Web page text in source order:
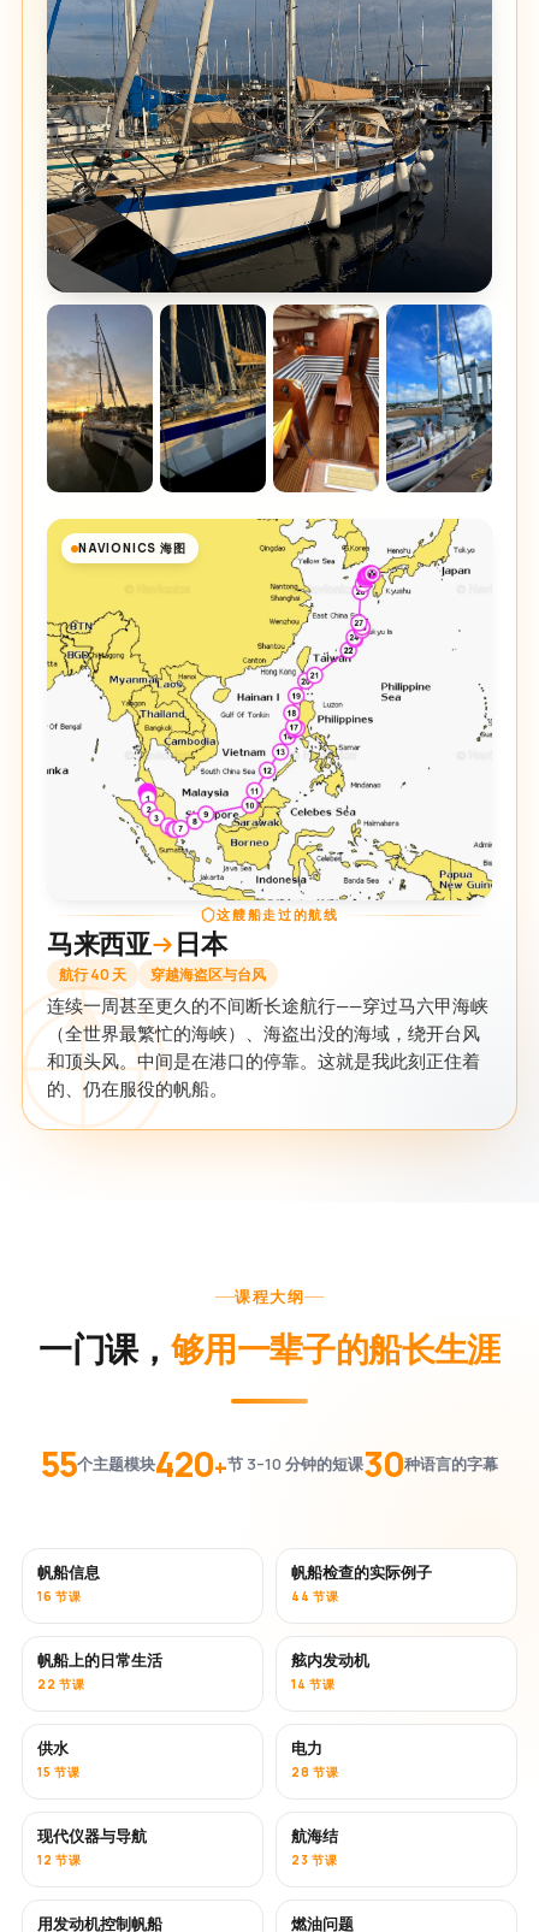
NAVIONICS 海图
这艘船走过的航线
马来西亚 日本
航行 40 天 穿越海盗区与台风
连续一周甚至更久的不间断长途航行——穿过马六甲海峡
（全世界最繁忙的海峡）、海盗出没的海域，绕开台风
和顶头风。中间是在港口的停靠。这就是我此刻正住着
的、仍在服役的帆船。
课程大纲
一门课， 够用一辈子的船长生涯
55个主题模块420+节 3–10 分钟的短课30种语言的字幕
帆船信息
16 节课
帆船检查的实际例子
44 节课
帆船上的日常生活
22 节课
舷内发动机
14 节课
供水
15 节课
电力
28 节课
现代仪器与导航
12 节课
航海结
23 节课
用发动机控制帆船 燃油问题